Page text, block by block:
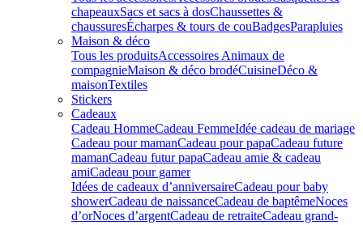
chapeauxSacs et sacs à dosChaussettes &
chaussuresÉcharpes & tours de couBadgesParapluies
Maison & déco
Tous les produitsAccessoires Animaux de
compagnieMaison & déco brodéCuisineDéco &
maisonTextiles
Stickers
Cadeaux
Cadeau HommeCadeau FemmeIdée cadeau de mariage​
Cadeau pour mamanCadeau pour papaCadeau future
mamanCadeau futur papaCadeau amie & cadeau
amiCadeau pour gamer
Idées de cadeaux d’anniversaireCadeau pour baby
showerCadeau de naissanceCadeau de baptêmeNoces
d’orNoces d’argentCadeau de retraiteCadeau grand-